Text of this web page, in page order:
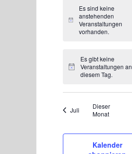
Hinweis
Es sind keine
anstehenden
Veranstaltungen
vorhanden.
Hinweis
Es gibt keine
Veranstaltungen an
diesem Tag.
Juli
Dieser
Monat
Kalender